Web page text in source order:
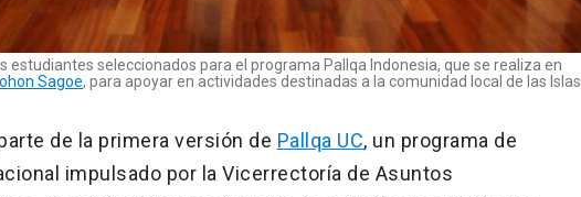
estudiantes seleccionados para el programa Pallqa Indonesia, que se realiza en
Sagoe, para apoyar en actividades destinadas a la comunidad local de las Islas
de la primera versión de Pallqa UC, un programa de
impulsado por la Vicerrectoría de Asuntos